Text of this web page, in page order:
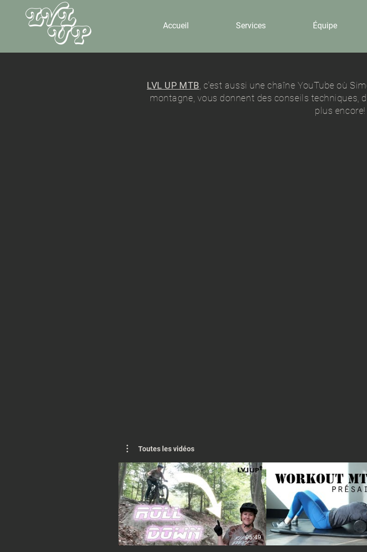
Accueil Services Équipe
LVL UP MTB , c'est aussi une chaîne YouTube où
montagne, vous donnent des conseils techniques,
plus encore!
Toutes les vidéos
05:49